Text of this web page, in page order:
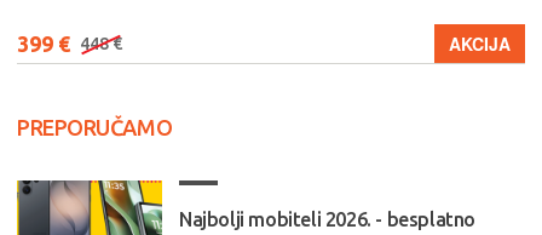
399 € 448 € AKCIJA
PREPORUČAMO
Najbolji mobiteli 2026. - besplatno